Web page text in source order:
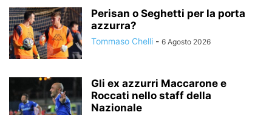
Perisan o Seghetti per la porta
azzurra?
Tommaso Chelli - 6 Agosto 2026
Gli ex azzurri Maccarone e
Roccati nello staff della
Nazionale